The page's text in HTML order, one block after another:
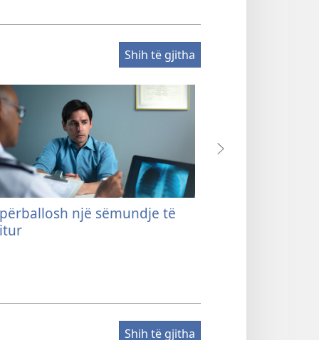
Shih të gjitha
një sëmundje të
Shih të gjitha